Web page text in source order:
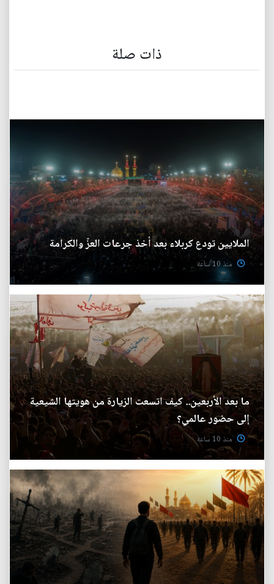
ذات صلة
الملايين تودع كربلاء بعد أخذ جرعات العزّ والكرامة
منذ 10 ساعة
ما بعد الأربعين.. كيف اتسعت الزيارة من هويتها الشيعية
إلى حضور عالمي؟
منذ 10 ساعة